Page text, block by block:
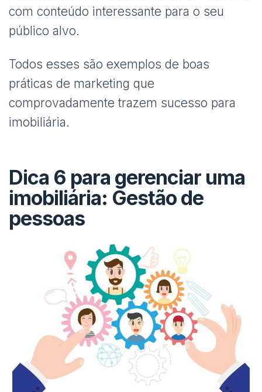
com conteúdo interessante para o seu
público alvo.
Todos esses são exemplos de boas
práticas de marketing que
comprovadamente trazem sucesso para
imobiliária.
Dica 6 para gerenciar uma
imobiliária: Gestão de
pessoas